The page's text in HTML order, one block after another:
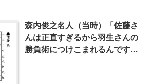
森内俊之名人（当時）「佐藤さ
んは正直すぎるから羽生さんの
勝負術につけこまれるんです